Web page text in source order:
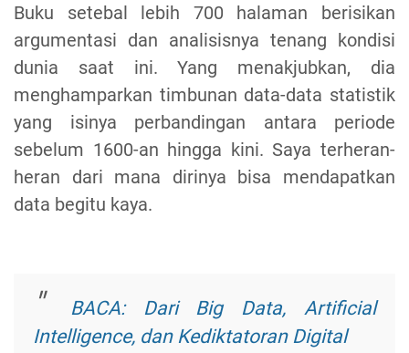
Buku setebal lebih 700 halaman berisikan
argumentasi dan analisisnya tenang kondisi
dunia saat ini. Yang menakjubkan, dia
menghamparkan timbunan data-data statistik
yang isinya perbandingan antara periode
sebelum 1600-an hingga kini. Saya terheran-
heran dari mana dirinya bisa mendapatkan
data begitu kaya.
BACA: Dari Big Data, Artificial
Intelligence, dan Kediktatoran Digital